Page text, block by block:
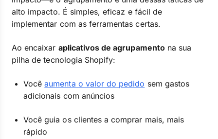
alto impacto. É simples, eficaz e fácil de
implementar com as ferramentas certas.
Ao encaixar aplicativos de agrupamentona sua
pilha de tecnologia Shopify:
Vocêaumenta o valor do pedido sem gastos
adicionais com anúncios
Você guia os clientes a comprar mais, mais
rápido